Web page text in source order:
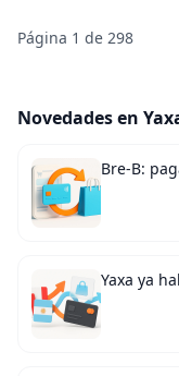
Página 1 de 298
Novedades en
Bre-B:
Yaxa ya